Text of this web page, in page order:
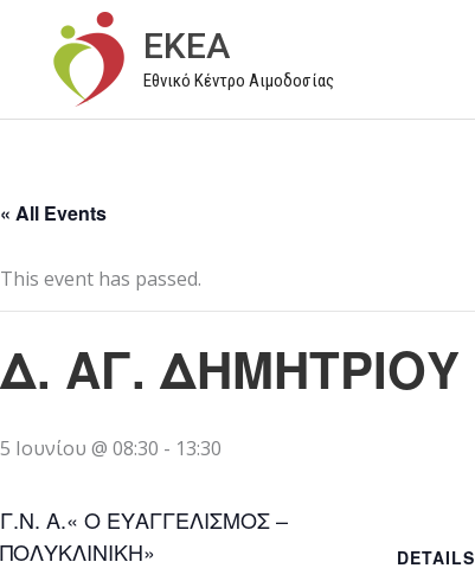
περιεχόμενο
EKEA
Εθνικό Κέντρο Αιμοδοσίας
« All Events
This event has passed.
Δ. ΑΓ. ΔΗΜΗΤΡΙΟΥ
5 Ιουνίου @ 08:30 - 13:30
Γ.Ν. Α.« Ο ΕΥΑΓΓΕΛΙΣΜΟΣ –
ΠΟΛΥΚΛΙΝΙΚΗ»
DETAILS